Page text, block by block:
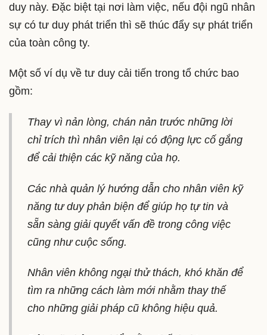
duy này. Đặc biệt tại nơi làm việc, nếu đội ngũ nhân
sự có tư duy phát triển thì sẽ thúc đẩy sự phát triển
của toàn công ty.
Một số ví dụ về tư duy cải tiến trong tổ chức bao
gồm:
Thay vì nản lòng, chán nản trước những lời
chỉ trích thì nhân viên lại có động lực cố gắng
để cải thiện các kỹ năng của họ.
Các nhà quản lý hướng dẫn cho nhân viên kỹ
năng tư duy phản biện để giúp họ tự tin và
sẵn sàng giải quyết vấn đề trong công việc
cũng như cuộc sống.
Nhân viên không ngại thử thách, khó khăn để
tìm ra những cách làm mới nhằm thay thế
cho những giải pháp cũ không hiệu quả.